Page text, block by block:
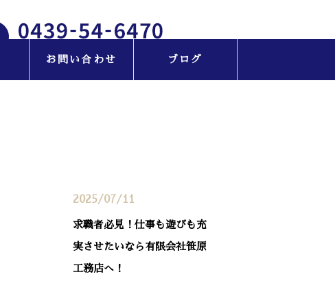
お問い合わせ ブログ
2025/07/11
求職者必見！仕事も遊びも充
実させたいなら有限会社笹原
工務店へ！